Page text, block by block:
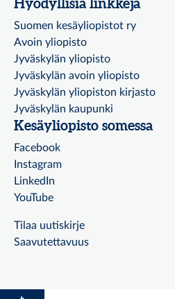
Suomen kesäyliopistot ry
Avoin yliopisto
Jyväskylän yliopisto
Jyväskylän avoin yliopisto
Jyväskylän yliopiston kirjasto
Jyväskylän kaupunki
Kesäyliopisto somessa
Facebook
Instagram
LinkedIn
YouTube
Tilaa uutiskirje
Saavutettavuus